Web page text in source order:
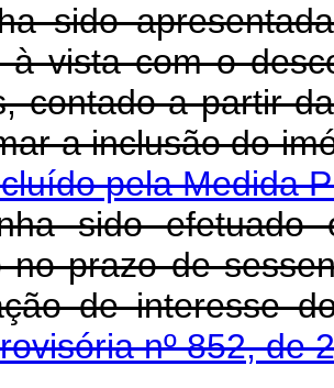
sido
à vista com o
contado a partir
a inclusão do
pela Medida
sido efetuado
no prazo de
de
nº 852, de